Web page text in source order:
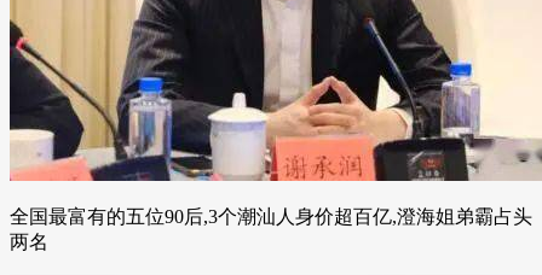
全国最富有的五位90后,3个潮汕人身价超百亿,澄海姐弟霸占头
两名